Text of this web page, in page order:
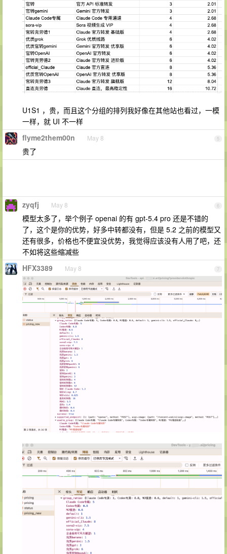
U1S1 ，贵，而且这个分组的排列我好像在其他站也看过，一模
一样，就 UI 不一样
5
flyme2them00n May 8
贵了
6
zyqfj May 8
模型太多了，举个例子 openai 的有 gpt-5.4 pro 还是不错的
了，这个是你的优势，好多中转都没有，但是 5.2 之前的模型又
还有很多，价格也不便宜没优势，我觉得应该没有人用了吧，还
不如将这些缩减些
7
HFX3389 May 8